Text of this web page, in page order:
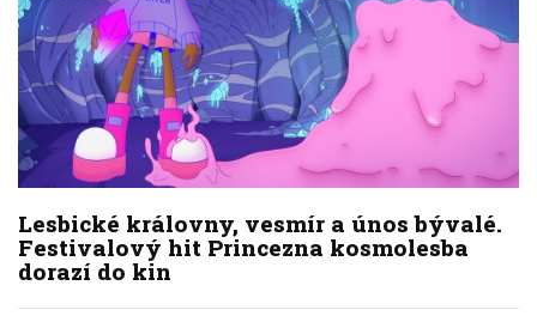
Lesbické královny, vesmír a únos bývalé.
Festivalový hit Princezna kosmolesba
dorazí do kin